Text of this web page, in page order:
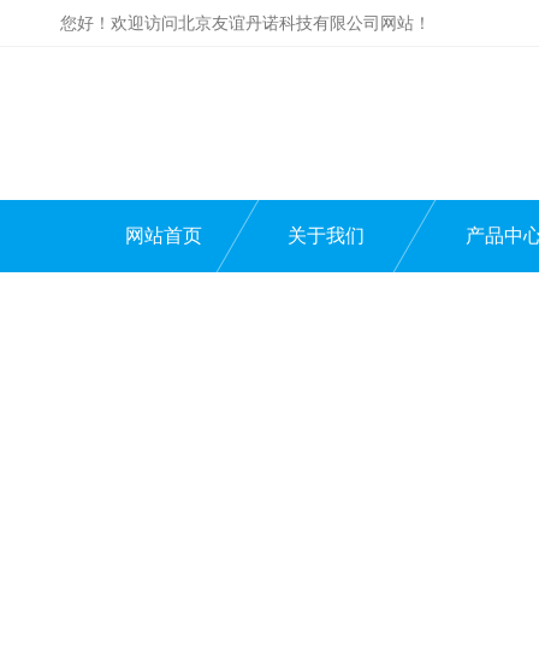
您好！欢迎访问北京友谊丹诺科技有限公司网站！
网站首页 关于我们 产品中